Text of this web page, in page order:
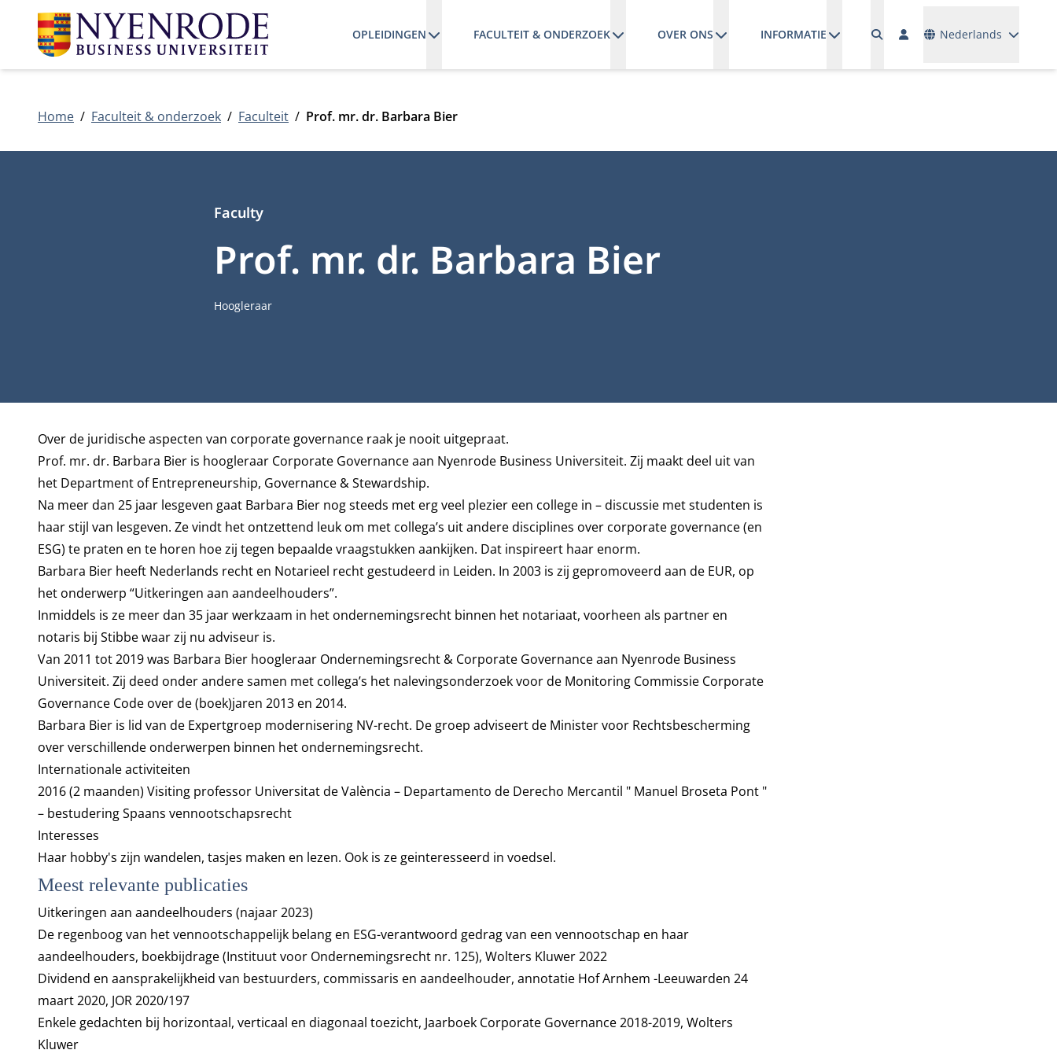
OPLEIDINGEN FACULTEIT & ONDERZOEK OVER ONS INFORMATIE Nederlands
Home Faculteit & onderzoek Faculteit Prof. mr. dr. Barbara Bier
Prof. mr. dr. Barbara Bier
Faculty
Functietitel
Hoogleraar
Biografie
Over de juridische aspecten van corporate governance raak je nooit uitgepraat.
Prof. mr. dr. Barbara Bier is hoogleraar Corporate Governance aan Nyenrode Business Universiteit. Zij maakt deel uit van
het Department of Entrepreneurship, Governance & Stewardship.
Na meer dan 25 jaar lesgeven gaat Barbara Bier nog steeds met erg veel plezier een college in – discussie met studenten is
haar stijl van lesgeven. Ze vindt het ontzettend leuk om met collega’s uit andere disciplines over corporate governance (en
ESG) te praten en te horen hoe zij tegen bepaalde vraagstukken aankijken. Dat inspireert haar enorm.
Barbara Bier heeft Nederlands recht en Notarieel recht gestudeerd in Leiden. In 2003 is zij gepromoveerd aan de EUR, op
het onderwerp “Uitkeringen aan aandeelhouders”.
Inmiddels is ze meer dan 35 jaar werkzaam in het ondernemingsrecht binnen het notariaat, voorheen als partner en
notaris bij Stibbe waar zij nu adviseur is.
Van 2011 tot 2019 was Barbara Bier hoogleraar Ondernemingsrecht & Corporate Governance aan Nyenrode Business
Universiteit. Zij deed onder andere samen met collega’s het nalevingsonderzoek voor de Monitoring Commissie Corporate
Governance Code over de (boek)jaren 2013 en 2014.
Barbara Bier is lid van de Expertgroep modernisering NV-recht. De groep adviseert de Minister voor Rechtsbescherming
over verschillende onderwerpen binnen het ondernemingsrecht.
Internationale activiteiten
2016 (2 maanden) Visiting professor Universitat de València – Departamento de Derecho Mercantil " Manuel Broseta Pont "
– bestudering Spaans vennootschapsrecht
Interesses
Haar hobby's zijn wandelen, tasjes maken en lezen. Ook is ze geinteresseerd in voedsel.
Meest relevante publicaties
Uitkeringen aan aandeelhouders (najaar 2023)
De regenboog van het vennootschappelijk belang en ESG-verantwoord gedrag van een vennootschap en haar
aandeelhouders, boekbijdrage (Instituut voor Ondernemingsrecht nr. 125), Wolters Kluwer 2022
Dividend en aansprakelijkheid van bestuurders, commissaris en aandeelhouder, annotatie Hof Arnhem -Leeuwarden 24
maart 2020, JOR 2020/197
Enkele gedachten bij horizontaal, verticaal en diagonaal toezicht, Jaarboek Corporate Governance 2018-2019, Wolters
Kluwer